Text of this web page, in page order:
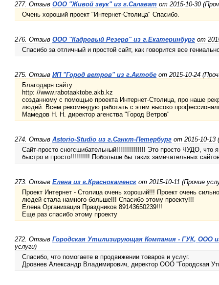
277. Отзыв ООО "Живой звук" из г.Салават от 2015-10-30
Очень хороший проект "Интернет-Столица" Спасибо.
276. Отзыв ООО "Кадровый Резерв" из г.Екатеринбург от
Спасибо за отличный и простой сайт, как говорится все
275. Отзыв ИП "Город ветров" из г.Актобе от 2015-10-24
Благодаря сайту
http: //www.rabotaaktobe.akb.kz
созданному с помощью проекта Интернет-Столица, про наше
людей. Всем рекомендую работать с этим высоко
Мамедов Н. Н. директор агенства "Город Ветров"
274. Отзыв Astorio-Studio из г.Санкт-Петербург от 2015-10-13
Сайт-просто сногсшибательный!!!!!!!!!!!!!!! Это просто ЧУДО, что
быстро и просто!!!!!!!!!! Побольше бы таких замечательных
273. Отзыв Елена из г.Краснокаменск от 2015-10-11 (Прочие
Проект Интернет - Столица очень хороший!!! Проект очень
людей стала намного больше!!! Спасибо этому проекту!!!
Елена Организация Праздников 89143650239!!!
Еще раз спасибо этому проекту
272. Отзыв Городская Утилизирующая Компания - ГУК, ООО
услуги)
Спасибо, что помогаете в продвижении товаров и услуг.
Дровнев Александр Владимирович, директор ООО "Городская